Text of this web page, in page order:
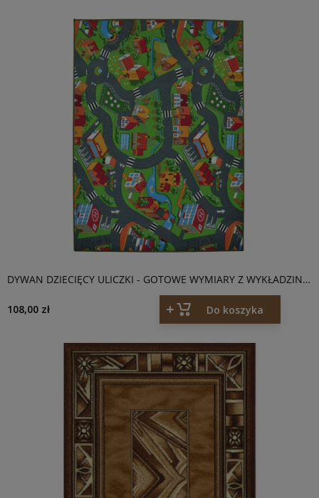
DYWAN DZIECIĘCY ULICZKI - GOTOWE WYMIARY Z WYKŁADZINY
108,00 zł
Do koszyka